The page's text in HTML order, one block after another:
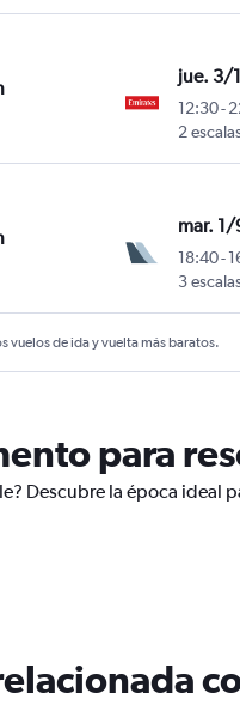
Carrasco
jue. 3/
12:30-
2
Carrasco
mar. 1/
18:40-
3
vuelos de ida y vuelta más baratos.
para
Descubre la época